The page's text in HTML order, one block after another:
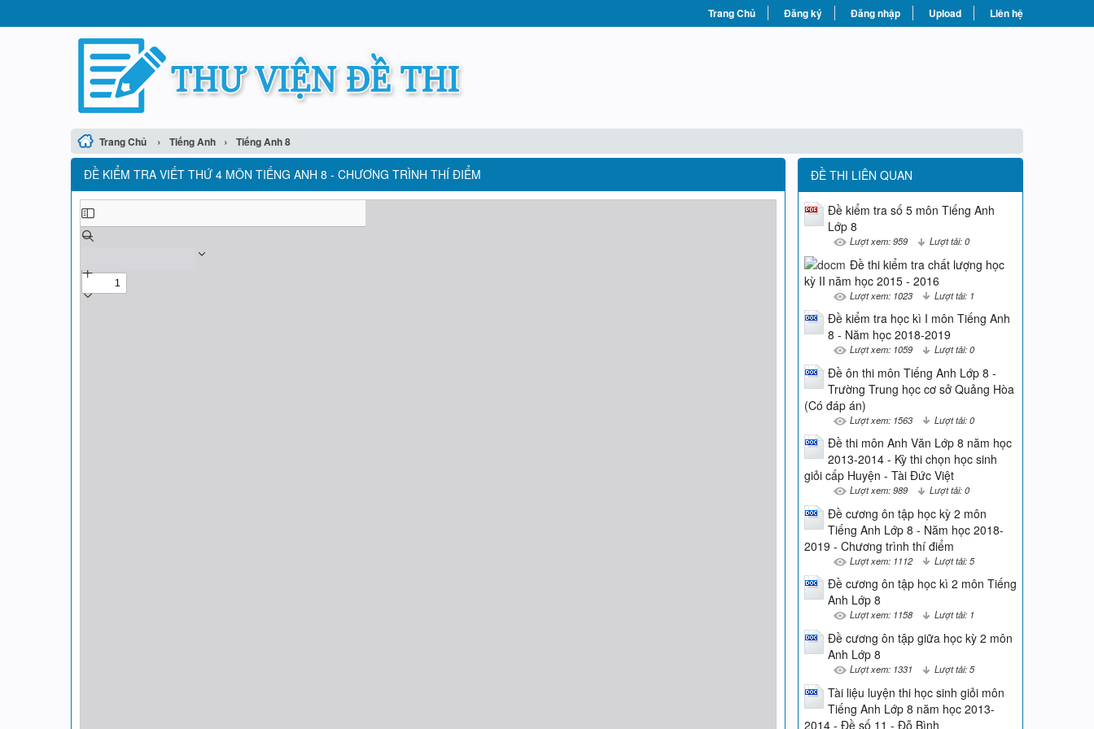
Trang Chủ Đăng ký Đăng nhập Upload Liên hệ
Trang Chủ › Tiếng Anh › Tiếng Anh 8
ĐỀ KIỂM TRA VIẾT THỨ 4 MÔN TIẾNG ANH 8 - CHƯƠNG TRÌNH THÍ ĐIỂM ĐỀ THI LIÊN QUAN
Đề kiểm tra số 5 môn Tiếng Anh
Lớp 8
Lượt xem: 959 Lượt tải: 0
Đề thi kiểm tra chất lượng học
kỳ II năm học 2015 - 2016
Lượt xem: 1023 Lượt tải: 1
Đề kiểm tra học kì I môn Tiếng Anh
8 - Năm học 2018-2019
Lượt xem: 1059 Lượt tải: 0
Đề ôn thi môn Tiếng Anh Lớp 8 -
Trường Trung học cơ sở Quảng Hòa
(Có đáp án)
Lượt xem: 1563 Lượt tải: 0
Đề thi môn Anh Văn Lớp 8 năm học
2013-2014 - Kỳ thi chọn học sinh
giỏi cấp Huyện - Tài Đức Việt
Lượt xem: 989 Lượt tải: 0
Đề cương ôn tập học kỳ 2 môn
Tiếng Anh Lớp 8 - Năm học 2018-
2019 - Chương trình thí điểm
Lượt xem: 1112 Lượt tải: 5
Đề cương ôn tập học kì 2 môn Tiếng
Anh Lớp 8
Lượt xem: 1158 Lượt tải: 1
Đề cương ôn tập giữa học kỳ 2 môn
Anh Lớp 8
Lượt xem: 1331 Lượt tải: 5
Tài liệu luyện thi học sinh giỏi môn
Tiếng Anh Lớp 8 năm học 2013-
2014 - Đề số 11 - Đỗ Bình